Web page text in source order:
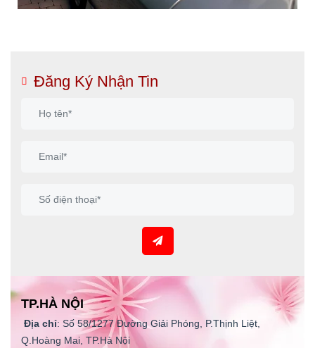
Đăng Ký Nhận Tin
TP.HÀ NỘI
Địa chỉ: Số 58/1277 Đường Giải Phóng, P.Thịnh Liệt,
Q.Hoàng Mai, TP.Hà Nội